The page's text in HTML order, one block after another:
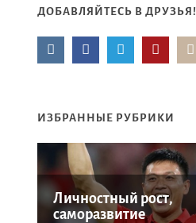
ДОБАВЛЯЙТЕСЬ В ДРУЗЬЯ!
ИЗБРАННЫЕ РУБРИКИ
Личностный рост,
саморазвитие